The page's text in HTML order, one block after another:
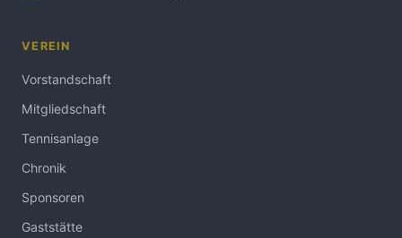
VEREIN
Vorstandschaft
Mitgliedschaft
Tennisanlage
Chronik
Sponsoren
Gaststätte